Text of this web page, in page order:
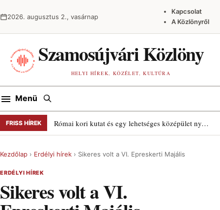
2026. augusztus 2., vasárnap
Kapcsolat
A Közlönyről
Szamosújvári Közlöny
HELYI HÍREK, KÖZÉLET, KULTÚRA
Menü Keresés
FRISS HÍREK Római kori kutat és egy lehetséges középület nyomait találták Szamosújváron
Kezdőlap › Erdélyi hírek › Sikeres volt a VI. Epreskerti Majális
ERDÉLYI HÍREK
Sikeres volt a VI.